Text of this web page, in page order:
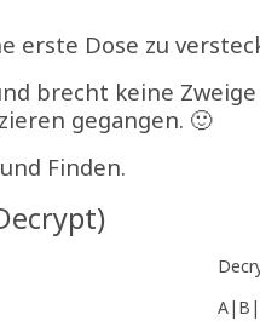
erste Dose zu
brecht keine
gegangen. 🙂
Finden.
)